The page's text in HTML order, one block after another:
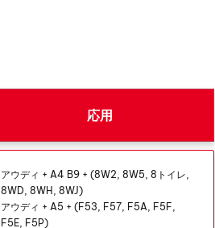
応用
アウディ + A4 B9 + (8W2, 8W5, 8トイレ,
8WD, 8WH, 8WJ)
アウディ + A5 + (F53, F57, F5A, F5F,
F5E, F5P)